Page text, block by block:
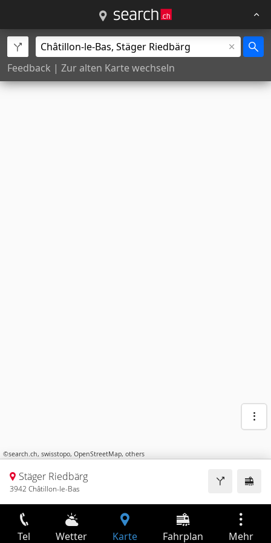
Feedback | Zur alten Karte wechseln
©search.ch, swisstopo, OpenStreetMap, others
Stäger Riedbärg
3942 Châtillon-le-Bas
Tel Wetter Karte Fahrplan Mehr